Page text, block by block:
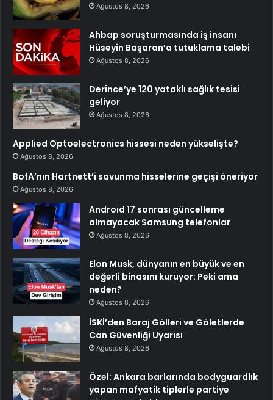
Ağustos 8, 2026
Ahbap soruşturmasında iş insanı
Hüseyin Başaran’a tutuklama talebi
Ağustos 8, 2026
Derince’ye 120 yataklı sağlık tesisi
geliyor
Ağustos 8, 2026
Applied Optoelectronics hissesi neden yükselişte?
Ağustos 8, 2026
BofA’nın Hartnett’i savunma hisselerine geçişi öneriyor
Ağustos 8, 2026
Android 17 sonrası güncelleme
almayacak Samsung telefonlar
Ağustos 8, 2026
Elon Musk, dünyanın en büyük ve en
değerli binasını kuruyor: Peki ama
neden?
Ağustos 8, 2026
İSKİ’den Baraj Gölleri ve Göletlerde
Can Güvenliği Uyarısı
Ağustos 8, 2026
Özel: Ankara barlarında bodyguardlık
yapan mafyatik tiplerle partiye